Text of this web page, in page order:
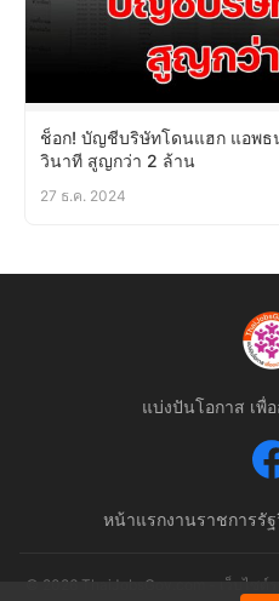
ช็อก! บัญชีบริษัทโดนแฮก แอพธ
วินาที สูญกว่า 2 ล้าน
27 ธ.ค. 2024
แบ่งปันโอกาส เพื่
หน้าแรกงานราชการรั
© 2026 ThaiJobsGov.com - เว็บไซต์